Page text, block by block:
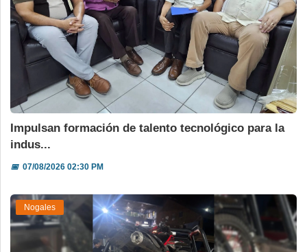
Impulsan formación de talento tecnológico para la
indus...
📅07/08/2026 02:30 PM
Nogales